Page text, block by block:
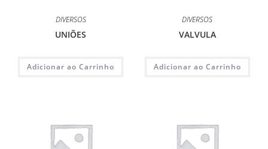
DIVERSOS
UNIÕES
Adicionar ao Carrinho
DIVERSOS
VALVULA
Adicionar ao Carrinho